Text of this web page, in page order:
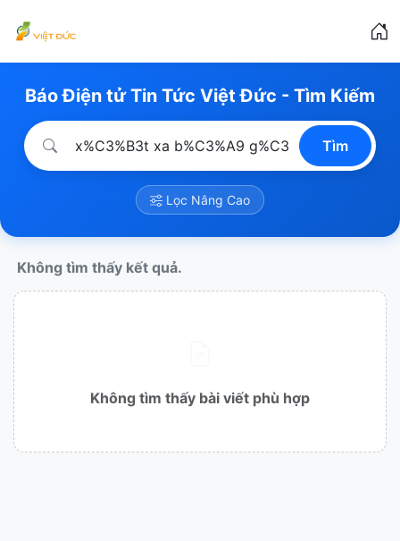
Báo Điện tử Tin Tức Việt Đức - Tìm Kiếm
Tìm
Lọc Nâng Cao
Không tìm thấy kết quả.
Không tìm thấy bài viết phù hợp